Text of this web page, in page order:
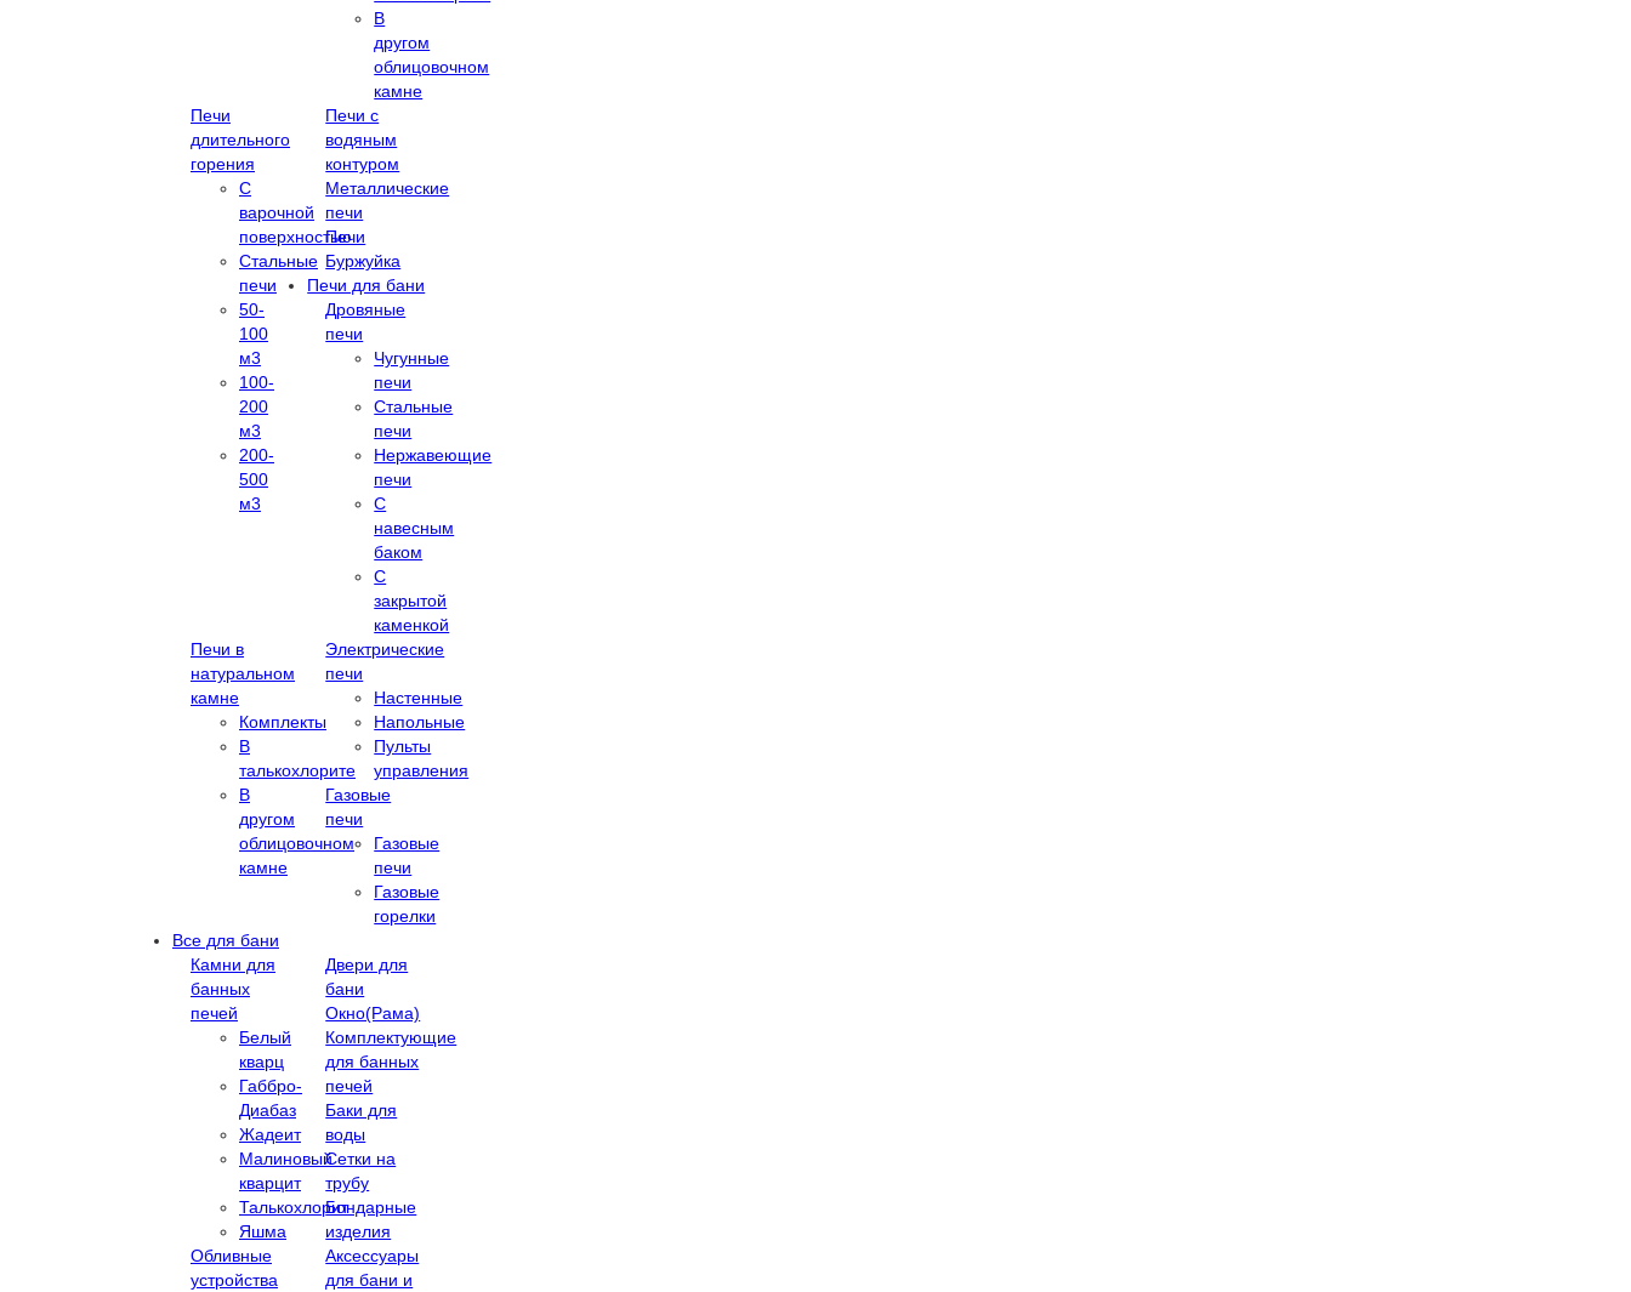
В
другом
облицовочном
камне
Печи
длительного
горения
С
варочной
поверхностью
Стальные
печи
50-
100
м3
100-
200
м3
200-
500
м3
Печи с
водяным
контуром
Металлические
печи
Печи
Буржуйка
Печи для бани
Дровяные
печи
Чугунные
печи
Стальные
печи
Нержавеющие
печи
С
навесным
баком
С
закрытой
каменкой
Печи в
натуральном
камне
Комплекты
В
талькохлорите
В
другом
облицовочном
камне
Электрические
печи
Настенные
Напольные
Пульты
управления
Газовые
печи
Газовые
печи
Газовые
горелки
Все для бани
Камни для
банных
печей
Белый
кварц
Габбро-
Диабаз
Жадеит
Малиновый
кварцит
Талькохлорит
Яшма
Двери для
бани
Окно(Рама)
Комплектующие
для банных
печей
Баки для
воды
Сетки на
трубу
Бондарные
изделия
Обливные
устройства
Аксессуары
для бани и